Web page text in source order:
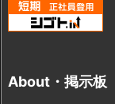
About・掲示板